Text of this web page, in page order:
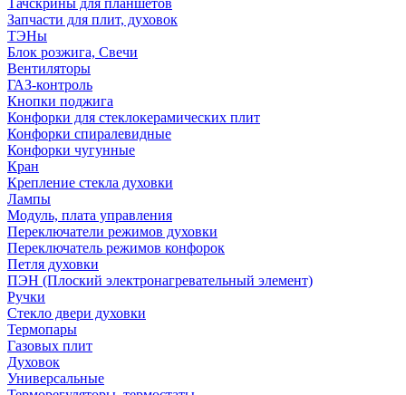
Тачскрины для планшетов
Запчасти для плит, духовок
ТЭНы
Блок розжига, Свечи
Вентиляторы
ГАЗ-контроль
Кнопки поджига
Конфорки для стеклокерамических плит
Конфорки спиралевидные
Конфорки чугунные
Кран
Крепление стекла духовки
Лампы
Модуль, плата управления
Переключатели режимов духовки
Переключатель режимов конфорок
Петля духовки
ПЭН (Плоский электронагревательный элемент)
Ручки
Стекло двери духовки
Термопары
Газовых плит
Духовок
Универсальные